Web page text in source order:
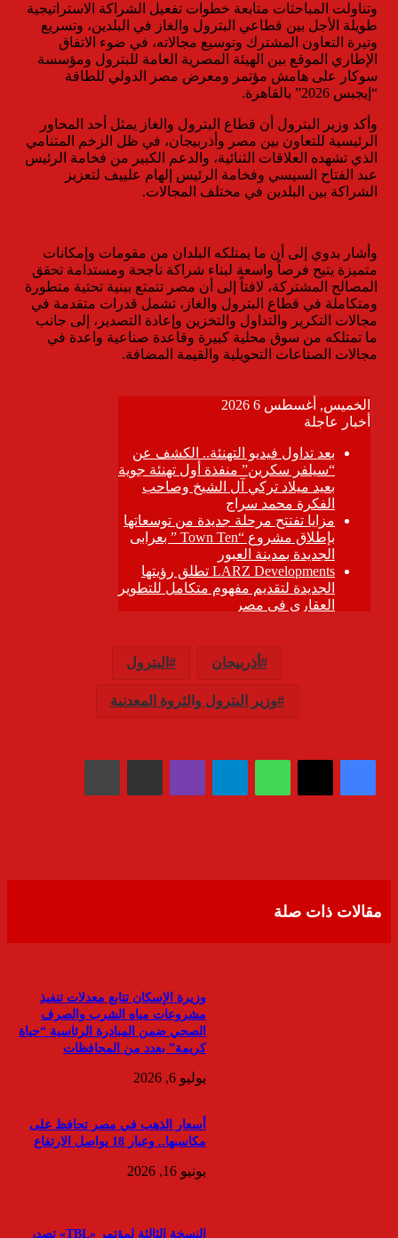
وتناولت المباحثات متابعة خطوات تفعيل الشراكة الاستراتيجية
طويلة الأجل بين قطاعي البترول والغاز في البلدين، وتسريع
وتيرة التعاون المشترك وتوسيع مجالاته، في ضوء الاتفاق
الإطاري الموقع بين الهيئة المصرية العامة للبترول ومؤسسة
سوكار على هامش مؤتمر ومعرض مصر الدولي للطاقة
“إيجبس 2026” بالقاهرة.
وأكد وزير البترول أن قطاع البترول والغاز يمثل أحد المحاور
الرئيسية للتعاون بين مصر وأذربيجان، في ظل الزخم المتنامي
الذي تشهده العلاقات الثنائية، والدعم الكبير من فخامة الرئيس
عبد الفتاح السيسي وفخامة الرئيس إلهام علييف لتعزيز
الشراكة بين البلدين في مختلف المجالات.
وأشار بدوي إلى أن ما يمتلكه البلدان من مقومات وإمكانات
متميزة يتيح فرصاً واسعة لبناء شراكة ناجحة ومستدامة تحقق
المصالح المشتركة، لافتاً إلى أن مصر تتمتع ببنية تحتية متطورة
ومتكاملة في قطاع البترول والغاز، تشمل قدرات متقدمة في
مجالات التكرير والتداول والتخزين وإعادة التصدير، إلى جانب
ما تمتلكه من سوق محلية كبيرة وقاعدة صناعية واعدة في
مجالات الصناعات التحويلية والقيمة المضافة.
أذربيجان البترول
وزير البترول والثروة المعدنية
واتسابتيلقرام ڤايبر مشاركة عبر البريد طباعة
مقالات ذات صلة
وزيرة الإسكان تتابع معدلات تنفيذ
مشروعات مياه الشرب والصرف
الصحي ضمن المبادرة الرئاسية “حياة
كريمة” بعدد من المحافظات
يوليو 6, 2026
أسعار الذهب في مصر تحافظ على
مكاسبها.. وعيار 18 يواصل الارتفاع
يونيو 16, 2026
النسخة الثالثة لمؤتمر «TBL» تصدر